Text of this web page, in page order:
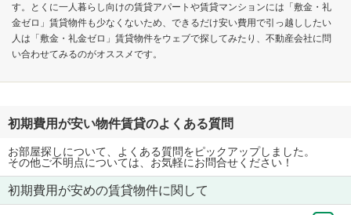
す。とくに一人暮らし向けの賃貸アパートや賃貸マンションには「敷金・礼
金ゼロ」賃貸物件も少なくないため、できるだけ安い費用で引っ越ししたい
人は「敷金・礼金ゼロ」賃貸物件をウェブで探してみたり、不動産会社に問
い合わせてみるのがオススメです。
初期費用が安い物件賃貸のよくある質問
お部屋探しについて、よくある質問をピックアップしました。
その他ご不明点については、お気軽にお問合せください！
初期費用が安めの賃貸物件に関して